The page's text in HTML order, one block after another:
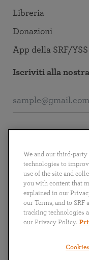
Libreria
Donazioni
App della SRF/YSS
Iscriviti alla
English Deutsch
Português
日本語 ไ
Copyright © 2024 Self-
We and our third-
technologies to
use of the site and
you with content that
explained in our
our Terms, and to
tracking technologies
our Privacy Policy.